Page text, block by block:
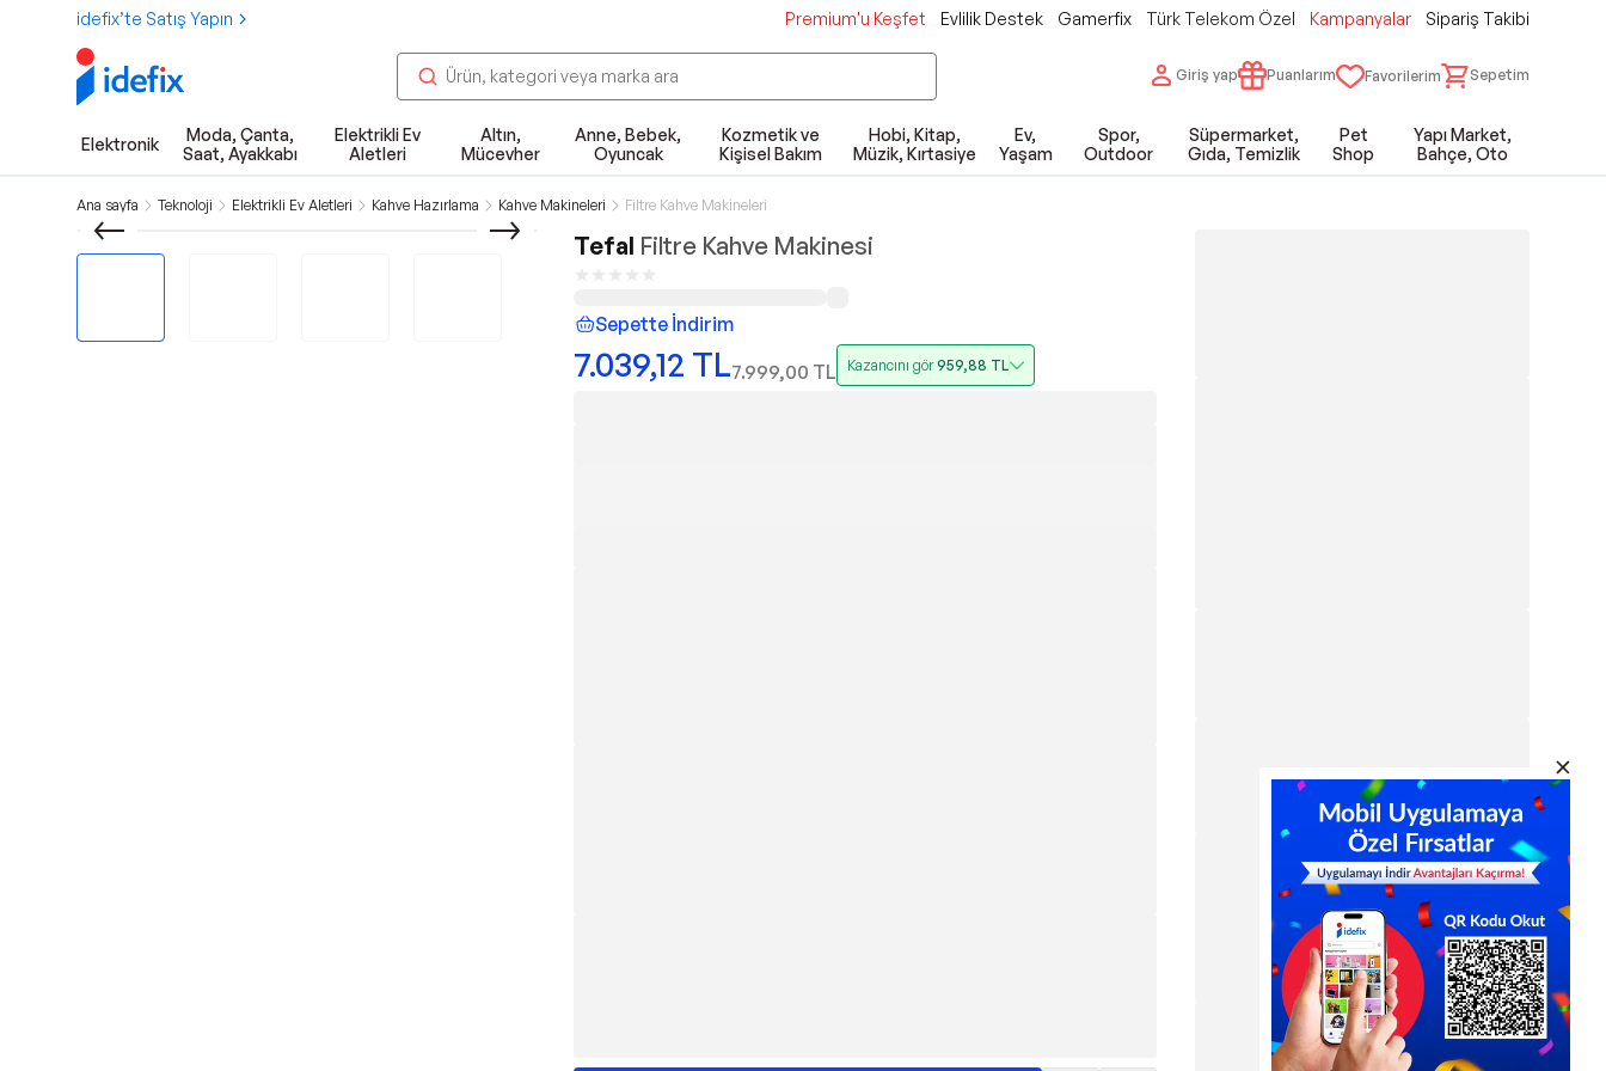
idefix’te Satış Yapın Premium'u Keşfet Evlilik Destek Gamerfix Türk Telekom Özel Kampanyalar Sipariş Takibi
Giriş yap Puanlarım Favorilerim Sepetim
Elektronik
Moda, Çanta,
Saat, Ayakkabı
Elektrikli Ev
Aletleri
Altın,
Mücevher
Anne, Bebek,
Oyuncak
Kozmetik ve
Kişisel Bakım
Hobi, Kitap,
Müzik, Kırtasiye
Ev,
Yaşam
Spor,
Outdoor
Süpermarket,
Gıda, Temizlik
Pet
Shop
Yapı Market,
Bahçe, Oto
Ana sayfa Teknoloji Elektrikli Ev Aletleri Kahve Hazırlama Kahve Makineleri Filtre Kahve Makineleri
Tefal Filtre Kahve Makinesi
Sepette İndirim
7.039,12 TL7.999,00 TL Kazancını gör959,88 TL